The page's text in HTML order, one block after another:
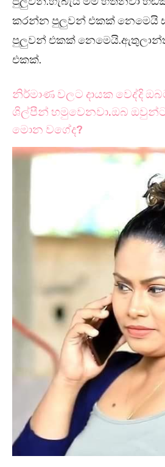
කරන්න පුලුවන් එකක් නෙමෙයි
පුලුවන් එකක්
එකක්.
නිර්මාණ වලට දායක වෙද්දි
ශිල්පීන් හමුවෙනවා.ඔබ
මොන වගේද?